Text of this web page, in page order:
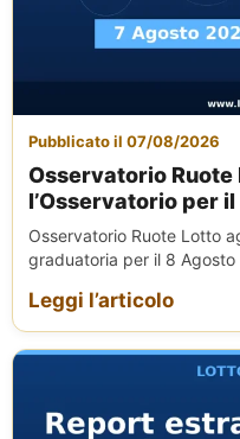
Pubblicato il 07/08/2026
Osservatorio Ruote
l’Osservatorio per
Osservatorio Ruote Lotto
graduatoria per il 8
Leggi l’articolo